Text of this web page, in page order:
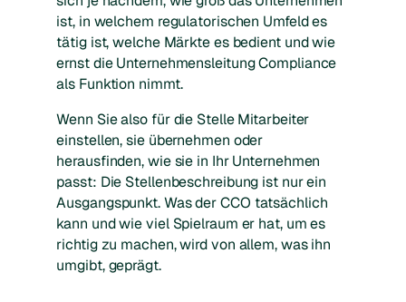
ist, in welchem regulatorischen Umfeld es
tätig ist, welche Märkte es bedient und wie
ernst die Unternehmensleitung Compliance
als Funktion nimmt.
Wenn Sie also für die Stelle Mitarbeiter
einstellen, sie übernehmen oder
herausfinden, wie sie in Ihr Unternehmen
passt: Die Stellenbeschreibung ist nur ein
Ausgangspunkt. Was der CCO tatsächlich
kann und wie viel Spielraum er hat, um es
richtig zu machen, wird von allem, was ihn
umgibt, geprägt.